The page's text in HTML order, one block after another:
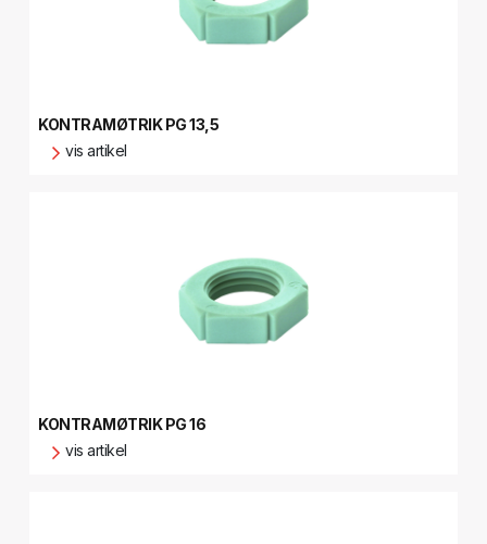
KONTRAMØTRIK PG 13,5
vis artikel
KONTRAMØTRIK PG 16
vis artikel